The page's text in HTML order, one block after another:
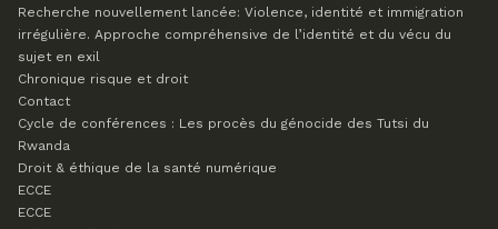
Recherche nouvellement lancée: Violence, identité et immigration
irrégulière. Approche compréhensive de l’identité et du vécu du
sujet en exil
Chronique risque et droit
Contact
Cycle de conférences : Les procès du génocide des Tutsi du
Rwanda
Droit & éthique de la santé numérique
ECCE
ECCE